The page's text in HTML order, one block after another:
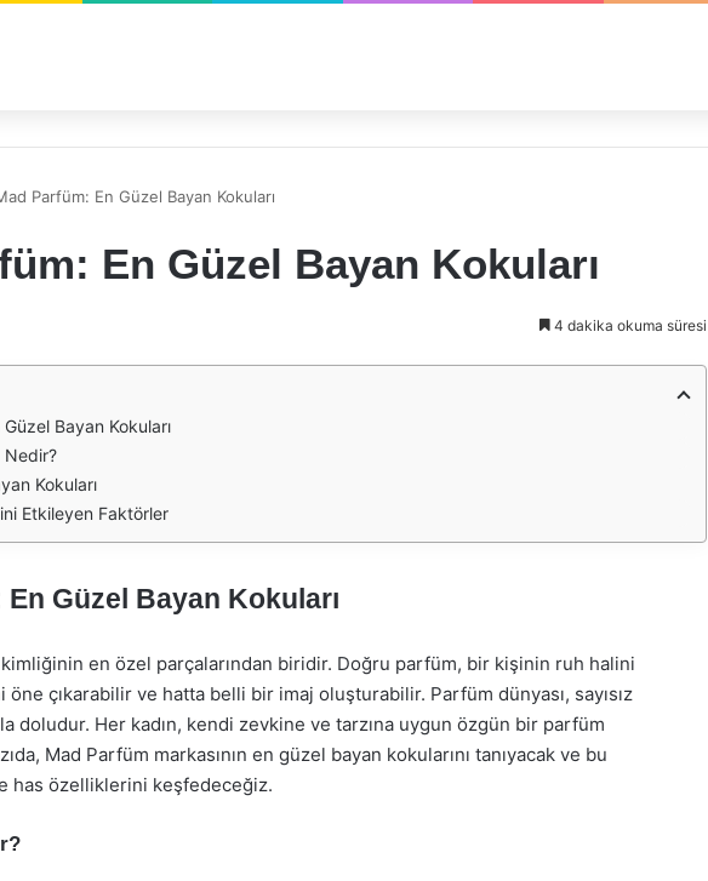
Parfüm: En Güzel Bayan Kokuları
En Güzel Bayan Kokuları
4 dakika okuma süresi
Bayan Kokuları
Nedir?
Kokuları
Etkileyen Faktörler
Güzel Bayan Kokuları
kimliğinin en özel parçalarından biridir. Doğru parfüm, bir kişinin ruh halini
öne çıkarabilir ve hatta belli bir imaj oluşturabilir. Parfüm dünyası, sayısız
doludur. Her kadın, kendi zevkine ve tarzına uygun özgün bir parfüm
Mad Parfüm markasının en güzel bayan kokularını tanıyacak ve bu
has özelliklerini keşfedeceğiz.